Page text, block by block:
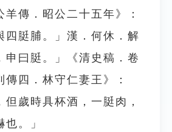
羊傳．昭公二十五年》：
四脡脯。」漢．何休．解
申曰脡。」《清史稿．卷
四．林守仁妻王》：
但歲時具杯酒，一脡肉，
。」